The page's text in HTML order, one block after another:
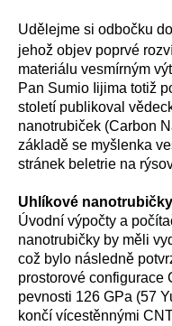
Udělejme si odbočku
jehož objev poprvé
materiálu vesmírným
Pan Sumio Iijima totiž
století publikoval
nanotrubiček (Carbon
základě se myšlenka
stránek beletrie na
Uhlíkové
Úvodní výpočty a
nanotrubičky by měli
což bylo následně
prostorové configurace
pevnosti 126 GPa (57
končí vícestěnnými